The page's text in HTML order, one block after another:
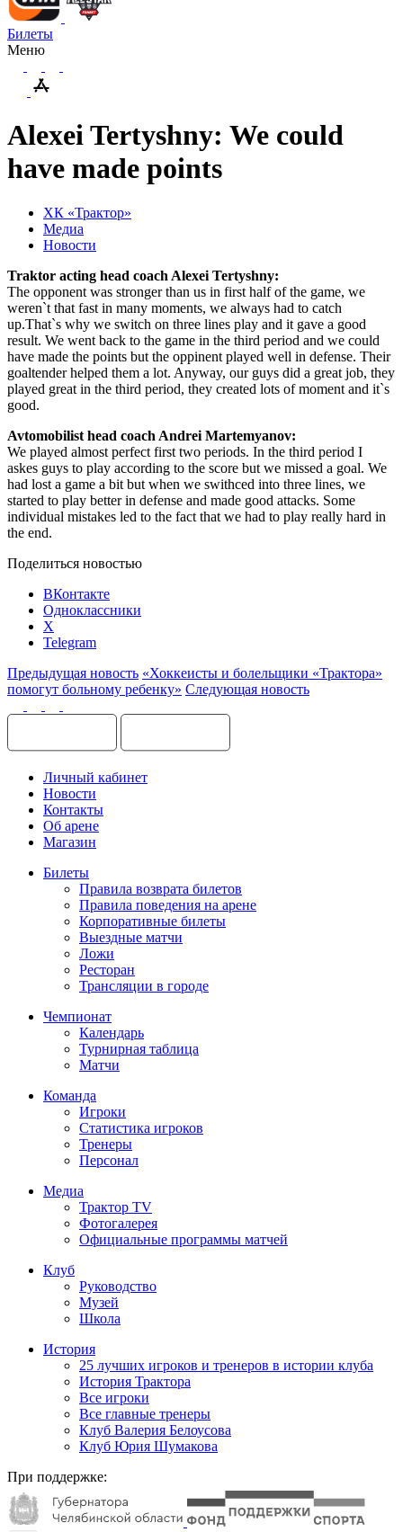
Билеты
Меню
Alexei Tertyshny: We could
have made points
ХК «Трактор»
Медиа
Новости
Traktor acting head coach Alexei Tertyshny:
The opponent was stronger than us in first half of the game, we
weren`t that fast in many moments, we always had to catch
up.That`s why we switch on three lines play and it gave a good
result. We went back to the game in the third period and we could
have made the points but the oppinent played well in defense. Their
goaltender helped them a lot. Anyway, our guys did a great job, they
played great in the third period, they created lots of moment and it`s
good.
Avtomobilist head coach Andrei Martemyanov:
We played almost perfect first two periods. In the third period I
askes guys to play according to the score but we missed a goal. We
had lost a game a bit but when we swithced into three lines, we
started to play better in defense and made good attacks. Some
individual mistakes led to the fact that we had to play really hard in
the end.
Поделиться новостью
ВКонтакте
Одноклассники
X
Telegram
Предыдущая новость «Хоккеисты и болельщики «Трактора»
помогут больному ребенку» Следующая новость
Личный кабинет
Новости
Контакты
Об арене
Магазин
Билеты
Правила возврата билетов
Правила поведения на арене
Корпоративные билеты
Выездные матчи
Ложи
Ресторан
Трансляции в городе
Чемпионат
Календарь
Турнирная таблица
Матчи
Команда
Игроки
Статистика игроков
Тренеры
Персонал
Медиа
Трактор TV
Фотогалерея
Официальные программы матчей
Клуб
Руководство
Музей
Школа
История
25 лучших игроков и тренеров в истории клуба
История Трактора
Все игроки
Все главные тренеры
Клуб Валерия Белоусова
Клуб Юрия Шумакова
При поддержке: